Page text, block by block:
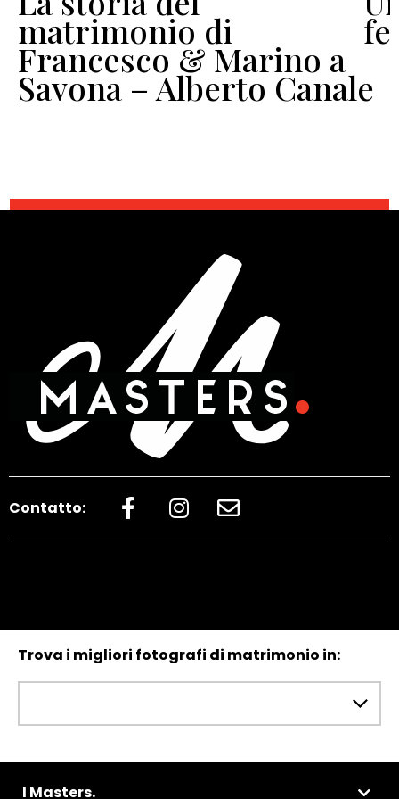
matrimonio di
Francesco & Marino a
Savona – Alberto Canale
Contatto:
Trova i migliori fotografi di matrimonio in:
I Masters.